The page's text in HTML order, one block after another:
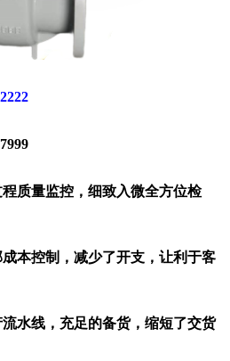
质量监控，细致入微全方位检
本控制，减少了开支，让利于客
水线，充足的备货，缩短了交货